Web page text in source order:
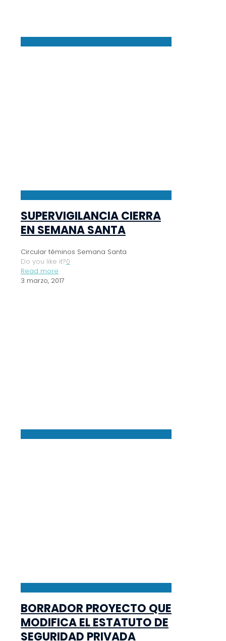
SUPERVIGILANCIA CIERRA
EN SEMANA SANTA
Circular téminos Semana Santa
Do you like it?0
Read more
3 marzo, 2017
BORRADOR PROYECTO QUE
MODIFICA EL ESTATUTO DE
SEGURIDAD PRIVADA